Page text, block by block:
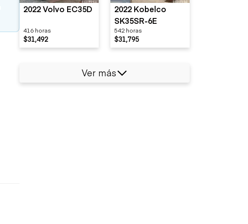
2022 Volvo EC35D
416 horas
$31,492
2022 Kobelco
SK35SR-6E
542 horas
$31,795
Ver más